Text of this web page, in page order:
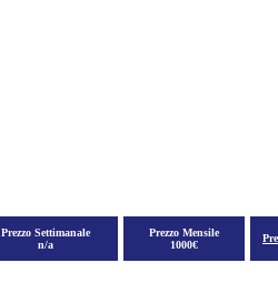
Prezzo Settimanale
n/a
Prezzo Mensile
1000€